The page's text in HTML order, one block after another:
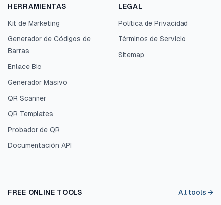
HERRAMIENTAS
Kit de Marketing
Generador de Códigos de
Barras
Enlace Bio
Generador Masivo
QR Scanner
QR Templates
Probador de QR
Documentación API
LEGAL
Política de Privacidad
Términos de Servicio
Sitemap
FREE ONLINE TOOLS All tools →